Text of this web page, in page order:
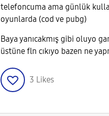
telefoncuma ama günlük
oyunlarda (cod ve pubg)
Baya yanıcakmış gibi oluyo
üstüne fln cıkıyo bazen ne
3 Likes